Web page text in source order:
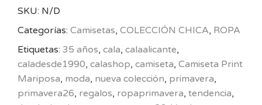
SKU: N/D
Categorías: Camisetas, COLECCIÓN CHICA, ROPA
Etiquetas: 35 años, cala, calaalicante,
caladesde1990, calashop, camiseta, Camiseta Print
Mariposa, moda, nueva colección, primavera,
primavera26, regalos, ropaprimavera, tendencia,